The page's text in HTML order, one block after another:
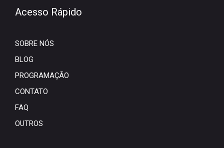
Acesso Rápido
SOBRE NÓS
BLOG
PROGRAMAÇÃO
CONTATO
FAQ
OUTROS